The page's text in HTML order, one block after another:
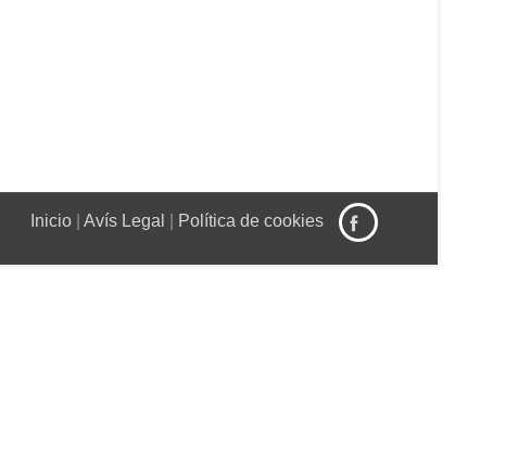
Inicio Avís Legal Política de cookies